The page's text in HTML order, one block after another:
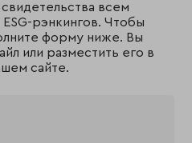
всем
рэнкингов. Чтобы
форму ниже. Вы
или разместить его в
сайте.